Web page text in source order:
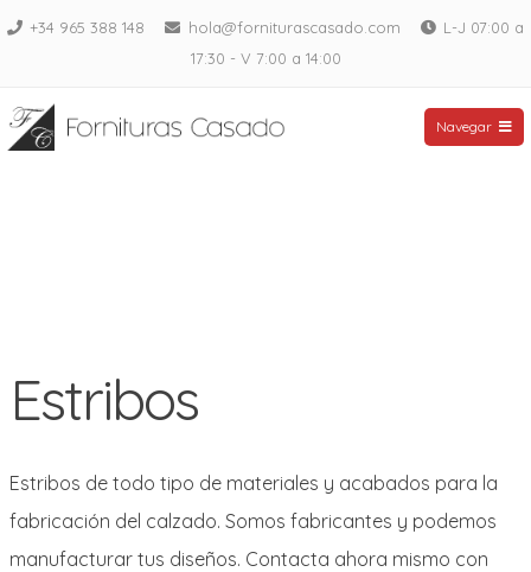
Saltar+34 965 388 148 hola@forniturascasado.com
L-J 07:00 a
17:30 - V 7:00 a 14:00
Fornituras Casado
Navegar
Estribos
Estribos de todo tipo de materiales y acabados para la
fabricación del calzado. Somos fabricantes y podemos
manufacturar tus diseños. Contacta ahora mismo con